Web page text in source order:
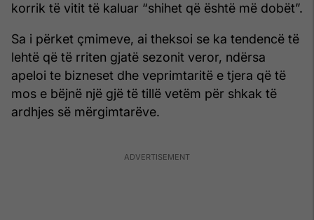
korrik të vitit të kaluar “shihet që është më dobët”.
Sa i përket çmimeve, ai theksoi se ka tendencë të
lehtë që të rriten gjatë sezonit veror, ndërsa
apeloi te bizneset dhe veprimtaritë e tjera që të
mos e bëjnë një gjë të tillë vetëm për shkak të
ardhjes së mërgimtarëve.